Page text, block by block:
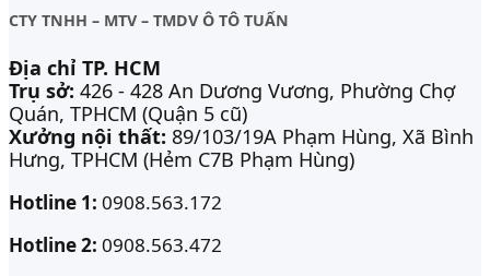
CTY TNHH – MTV – TMDV Ô TÔ TUẤN
Địa chỉ TP. HCM
Trụ sở: 426 - 428 An Dương Vương, Phường Chợ
Quán, TPHCM (Quận 5 cũ)
Xưởng nội thất: 89/103/19A Phạm Hùng, Xã Bình
Hưng, TPHCM (Hẻm C7B Phạm Hùng)
Hotline 1: 0908.563.172
Hotline 2: 0908.563.472